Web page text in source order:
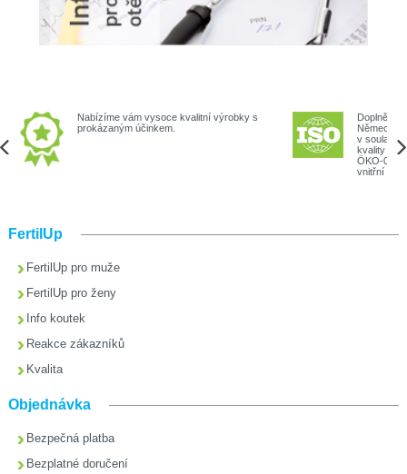
Nabízíme vám vysoce kvalitní výrobky s
prokázaným účinkem.
Doplněk
Německu
v souladu
kvality
ÖKO-024)
vnitřní a
FertilUp
FertilUp pro muže
FertilUp pro ženy
Info koutek
Reakce zákazníků
Kvalita
Objednávka
Bezpečná platba
Bezplatné doručení